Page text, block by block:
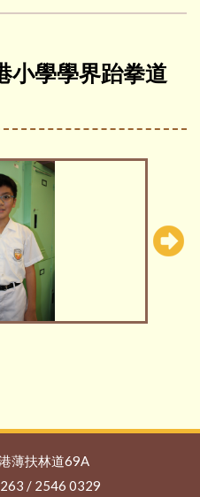
小學學界跆拳道
薄扶林道69A
/ 2546 0329